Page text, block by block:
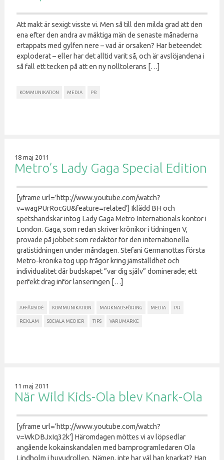
Att makt är sexigt visste vi. Men så till den milda grad att den
ena efter den andra av mäktiga män de senaste månaderna
ertappats med gylfen nere – vad är orsaken? Har beteendet
exploderat – eller har det alltid varit så, och är avslöjandena i
så fall ett tecken på att en ny nolltolerans […]
KOMMUNIKATION MEDIA PR
18 maj 2011
Metro’s Lady Gaga Special Edition
[yframe url=’http://www.youtube.com/watch?
v=wagPUrRocGU&feature=related’] Iklädd BH och
spetshandskar intog Lady Gaga Metro Internationals kontor i
London. Gaga, som redan skriver krönikor i tidningen V,
provade på jobbet som redaktör för den internationella
gratistidningen under måndagen. Stefani Germanottas första
Metro-krönika tog upp frågor kring jämställdhet och
individualitet där budskapet ”var dig själv” dominerade; ett
perfekt drag inför lanseringen […]
AFFÄRSIDÉ KOMMUNIKATION MARKNADSFÖRING MEDIA PR
REKLAM SOCIALA MEDIER TIPS VARUMÄRKE
11 maj 2011
När Wild Kids-Ola blev Knark-Ola
[yframe url=’http://www.youtube.com/watch?
v=WkDBJxIq32k’] Häromdagen möttes vi av löpsedlar
angående kokainskandalen med barnprogramledaren Ola
Lindholm i huvudrollen. Nämen, inte har väl han knarkat? Han